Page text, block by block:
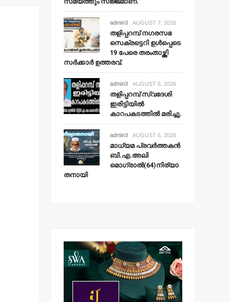
admin3 AUGUST 7, 2026
തളിപ്പറമ്പ് നഗരസഭ
സെക്രട്ടെറി ഉള്‍പ്പെടെ
19 പേരെ തരംതാഴ്ത്തി
സര്‍ക്കാര്‍ ഉത്തരവ്.
admin3 AUGUST 6, 2026
തളിപ്പറമ്പ് സ്വദേശി
ഇരിട്ടിയില്‍
കാറപകടത്തില്‍ മരിച്ചു.
admin3 AUGUST 6, 2026
മാധ്യമ പ്രവര്‍ത്തകന്‍
ബി.എ.അലി
മൊഗ്രാല്‍(64)നിര്യാ
തനായി